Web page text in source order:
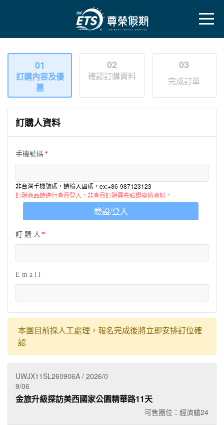
01
訂購內容及優
惠
02
確認訂購資料
03
完成訂單
訂購人資料
手機號碼
非台灣手機號碼，請輸入國碼，ex:+86-987123123
訂購商品請進行會員登入，非會員訂購需先驗證聯絡資料。
驗證/登入
訂 購 人
E m a i l
本團目前採人工處理，報名完成後將立即安排訂位確
認
UWJX11SL260906A / 2026/0
9/06
可售團位：經濟艙24
金旅升級探訪美西國家公園精華路11天